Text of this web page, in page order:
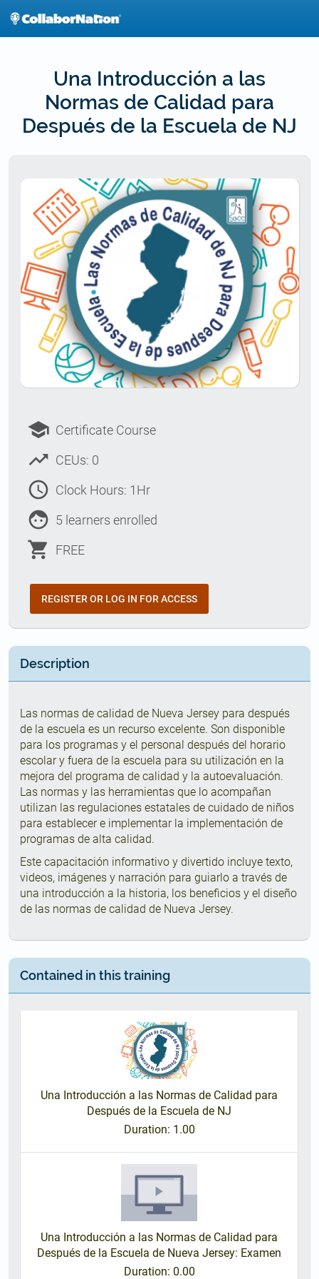
Una Introducción a las
Normas de Calidad para
Después de la Escuela de NJ
school Certificate Course
trending_up CEUs: 0
access_time Clock Hours: 1Hr
face 5 learners enrolled
shopping_cart FREE
REGISTER OR LOG IN FOR ACCESS
Description
Las normas de calidad de Nueva Jersey para después
de la escuela es un recurso excelente. Son disponible
para los programas y el personal después del horario
escolar y fuera de la escuela para su utilización en la
mejora del programa de calidad y la autoevaluación.
Las normas y las herramientas que lo acompañan
utilizan las regulaciones estatales de cuidado de niños
para establecer e implementar la implementación de
programas de alta calidad.
Este capacitación informativo y divertido incluye texto,
videos, imágenes y narración para guiarlo a través de
una introducción a la historia, los beneficios y el diseño
de las normas de calidad de Nueva Jersey.
Contained in this training
Una Introducción a las Normas de Calidad para
Después de la Escuela de NJ
Duration: 1.00
Una Introducción a las Normas de Calidad para
Después de la Escuela de Nueva Jersey: Examen
Duration: 0.00